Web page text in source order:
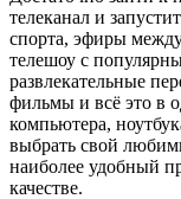
телеканал и
спорта, эфиры
телешоу с
развлекательные
фильмы и всё это в
компьютера,
выбрать свой
наиболее удобный
качестве.